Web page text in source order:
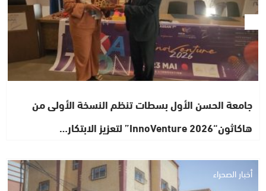
جامعة الحسن الأول بسطات تنظم النسخة الأولى من
هاكاثون“InnoVenture 2026” لتعزيز الابتكار…
أخبار الصحراء